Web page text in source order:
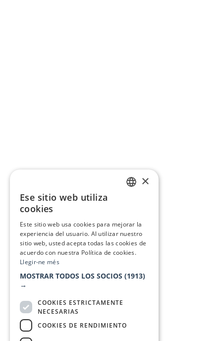
×
Ese sitio web utiliza
cookies
Este sitio web usa cookies para mejorar la
experiencia del usuario. Al utilizar nuestro
sitio web, usted acepta todas las cookies de
acuerdo con nuestra Política de cookies.
Llegir-ne més
MOSTRAR TODOS LOS SOCIOS (1913)
→
COOKIES ESTRICTAMENTE
NECESARIAS
COOKIES DE RENDIMIENTO